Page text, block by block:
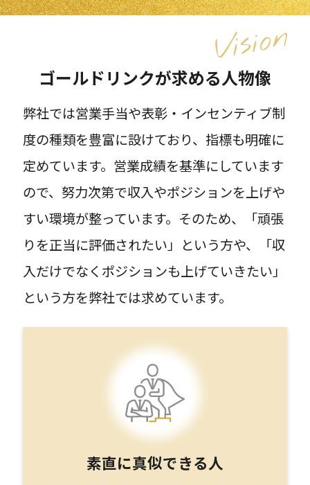
ゴールドリンクが求める人物像
弊社では営業手当や表彰・インセンティブ制
度の種類を豊富に設けており、指標も明確に
定めています。営業成績を基準にしています
ので、努力次第で収入やポジションを上げや
すい環境が整っています。そのため、「頑張
りを正当に評価されたい」という方や、「収
入だけでなくポジションも上げていきたい」
という方を弊社では求めています。
素直に真似できる人